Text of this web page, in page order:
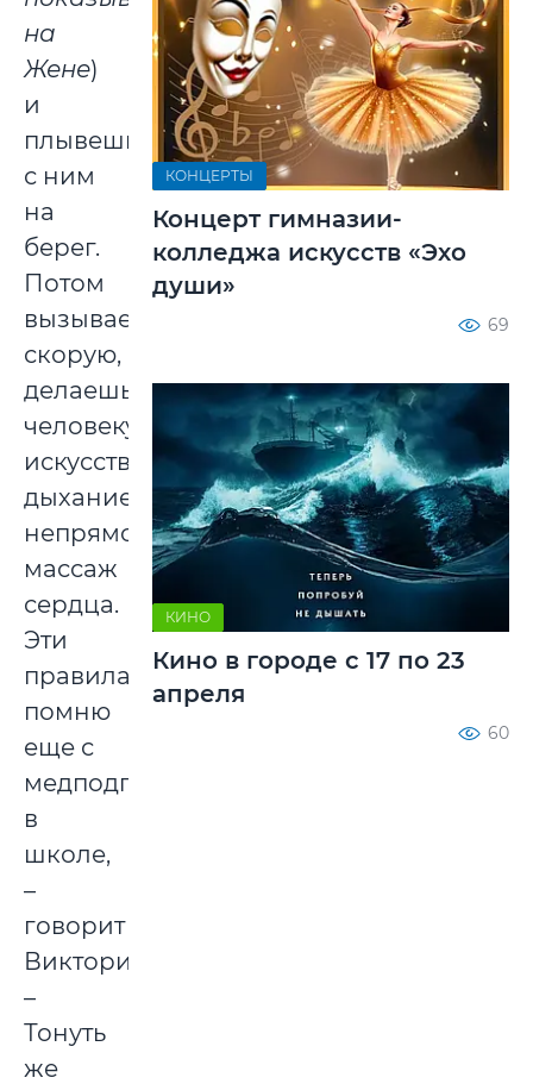
на
Жене)
и
плывешь
с ним
на
берег.
Потом
вызываешь
скорую,
делаешь
человеку
искусственное
дыхание,
непрямой
массаж
сердца.
Эти
правила
помню
еще с
медподготовки
в
школе,
–
говорит
Виктория.
–
Тонуть
же
КОНЦЕРТЫ
Концерт гимназии-
колледжа искусств «Эхо
души»
69
КИНО
Кино в городе с 17 по 23
апреля
60